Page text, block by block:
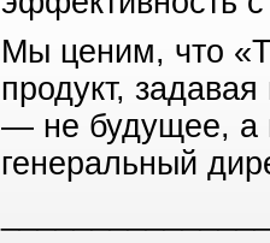
Мы ценим, что
продукт,
— не будущее, а
генеральный